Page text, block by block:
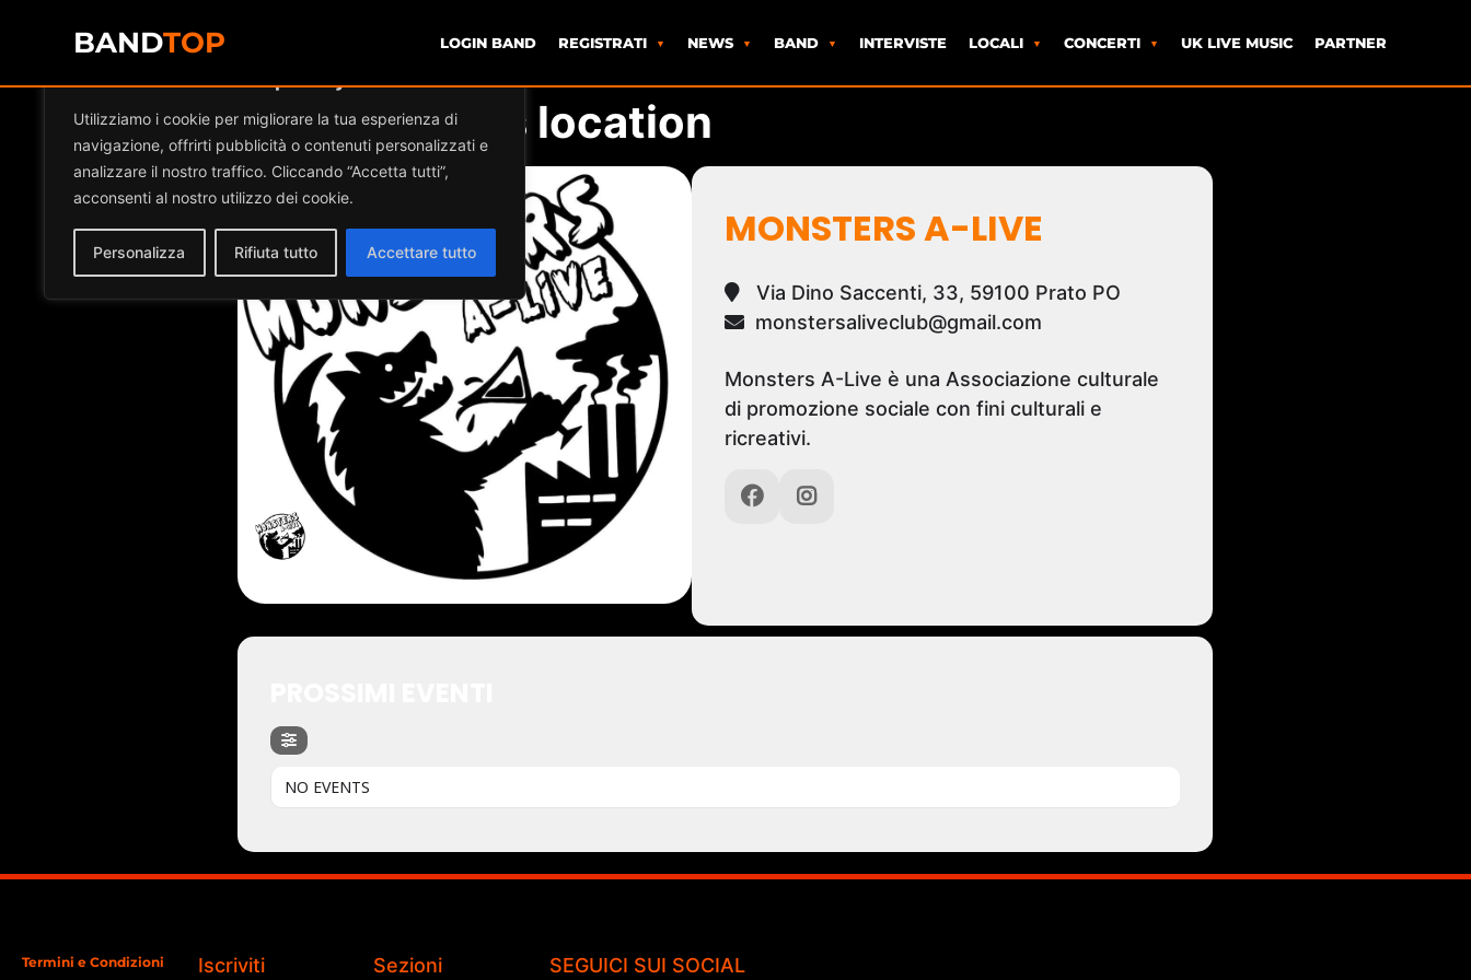
Utilizziamo i cookie per migliorare la tua esperienza di
navigazione, offrirti pubblicità o contenuti personalizzati e
analizzare il nostro traffico. Cliccando “Accetta tutti”,
acconsenti al nostro utilizzo dei cookie.
Personalizza Rifiuta tutto Accettare tutto
BANDTOP LOGIN BAND REGISTRATI NEWS BAND INTERVISTE LOCALI CONCERTI UK LIVE MUSIC PARTNER
Events at this location
MONSTERS A-LIVE
Via Dino Saccenti, 33, 59100 Prato PO
monstersaliveclub@gmail.com
Monsters A-Live è una Associazione culturale
di promozione sociale con fini culturali e
ricreativi.
NO EVENTS
Termini e Condizioni Iscriviti Sezioni SEGUICI SUI SOCIAL